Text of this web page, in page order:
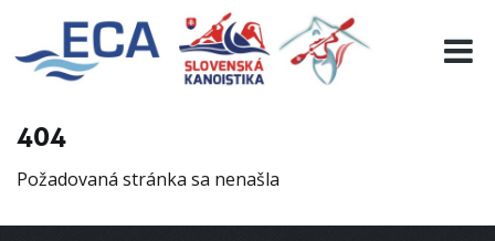
404
Požadovaná stránka sa nenašla
EURO 19
INFO
RESULTS